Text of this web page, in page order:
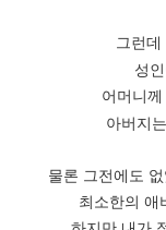
그런
성
어머니
아버지
물론 그전에도
최소한의 애